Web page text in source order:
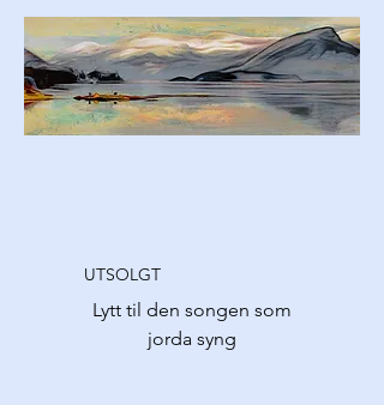
UTSOLGT
Lytt til den songen som
jorda syng